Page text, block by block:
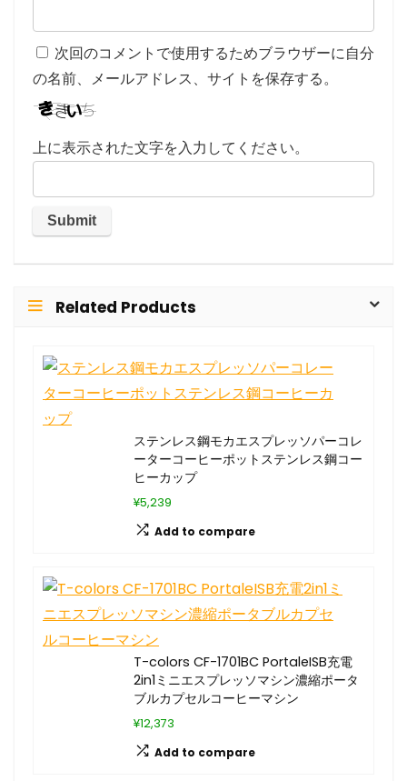
次回のコメントで使用するためブラウザーに自分
の名前、メールアドレス、サイトを保存する。
上に表示された文字を入力してください。
Related Products
ステンレス鋼モカエスプレッソパーコレ
ーターコーヒーポットステンレス鋼コー
ヒーカップ
¥5,239
Add to compare
T-colors CF-1701BC PortaleISB充電
2in1ミニエスプレッソマシン濃縮ポータ
ブルカプセルコーヒーマシン
¥12,373
Add to compare